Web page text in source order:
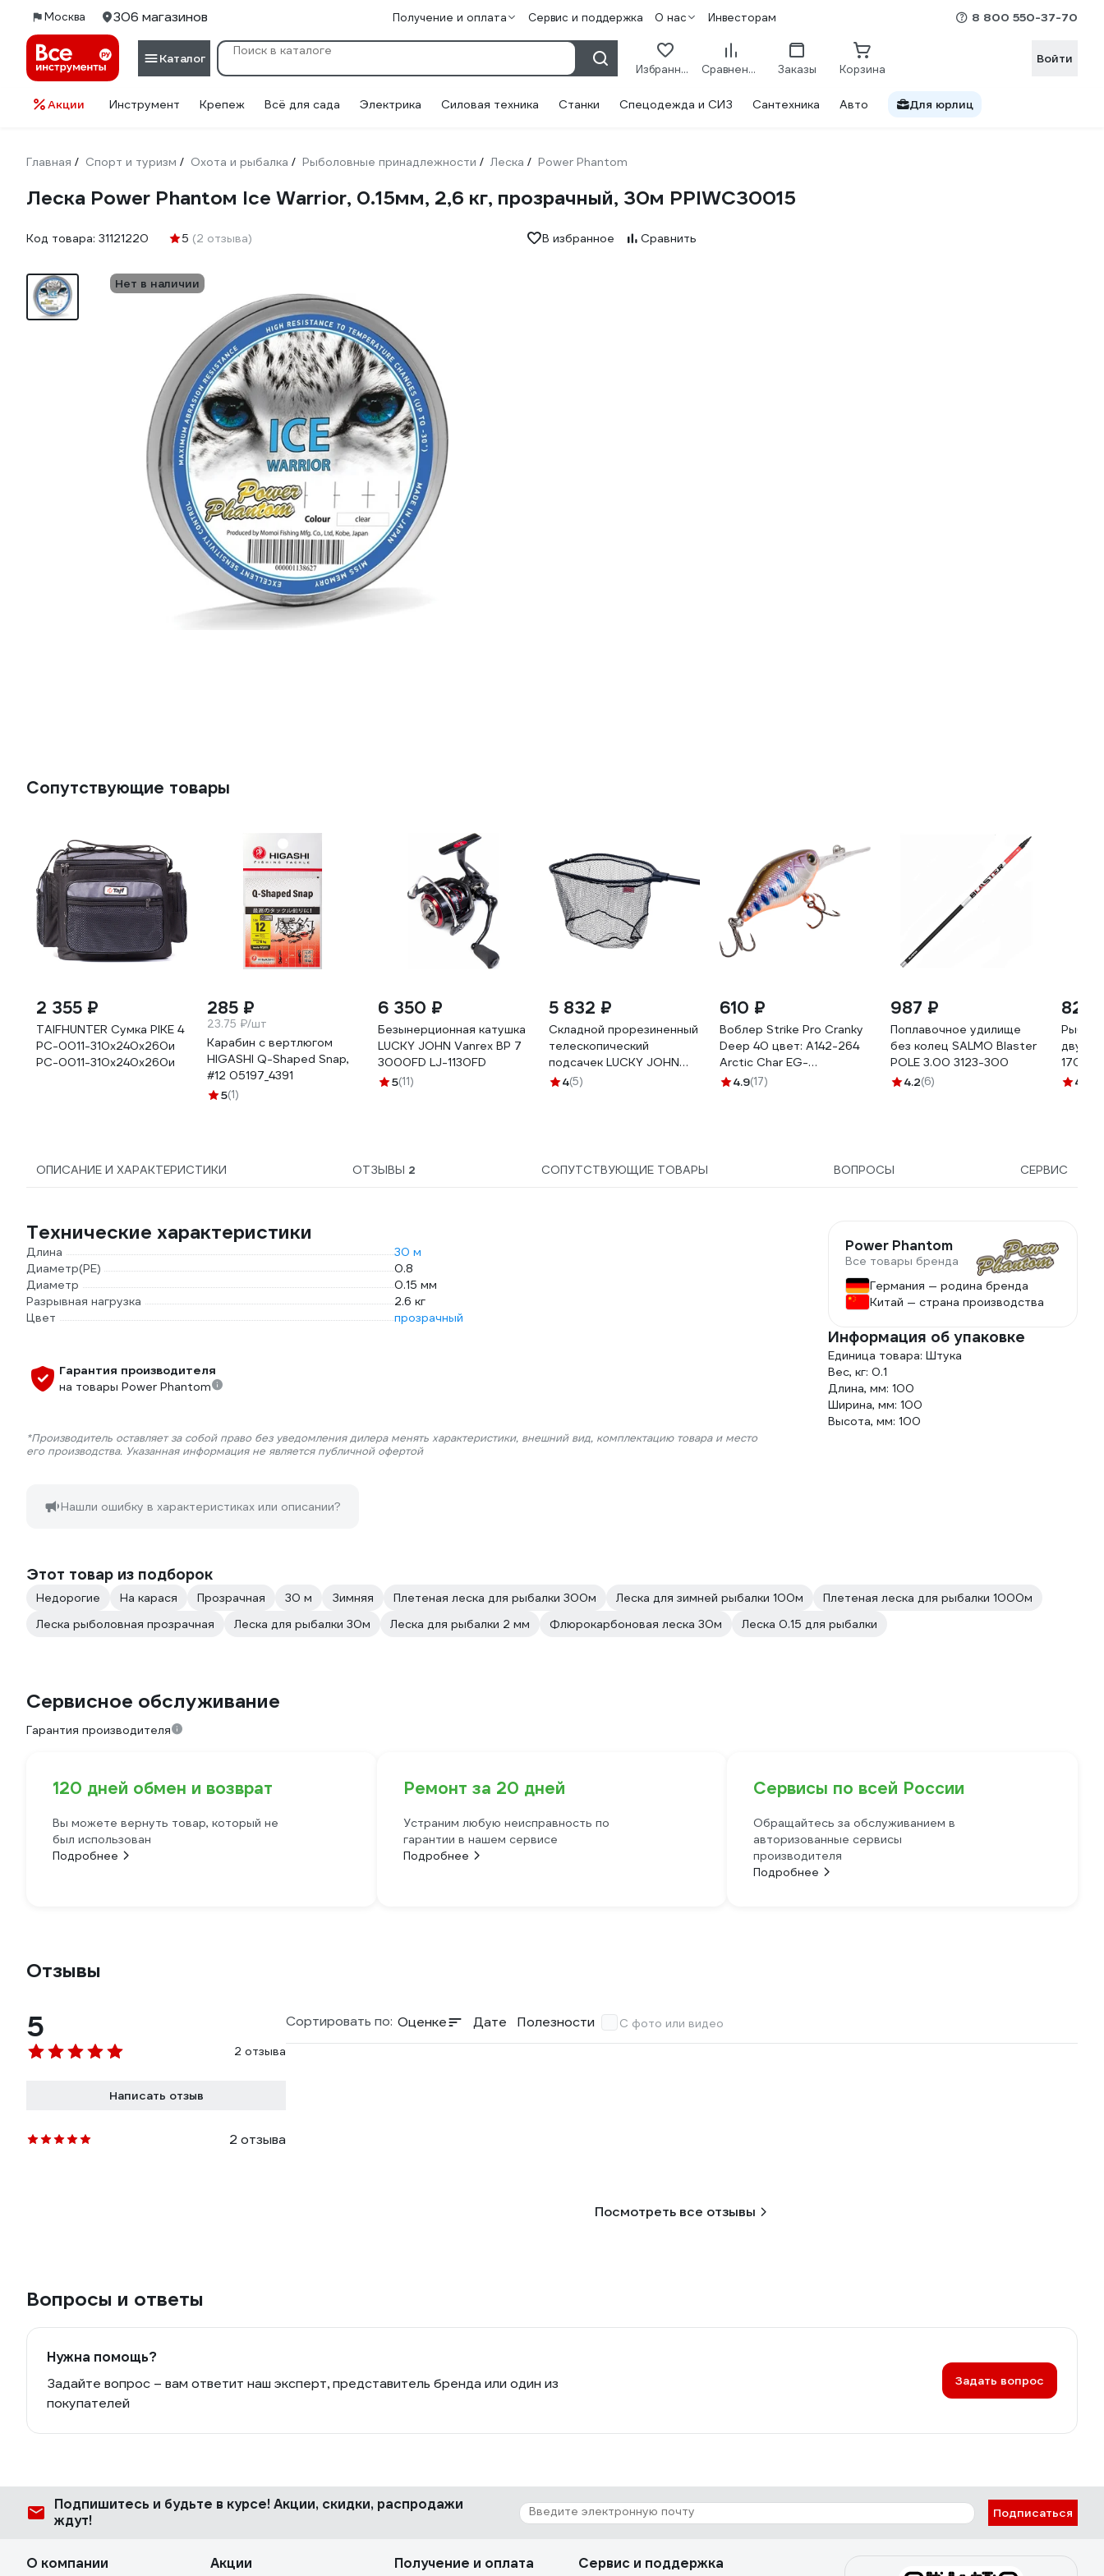
Москва 306 магазинов Получение и оплата Сервис и поддержка О нас Инвесторам 8 800 550-37-70
Каталог
Избранное Сравнение Заказы Корзина
Войти
Акции Инструмент Крепеж Всё для сада Электрика Силовая техника Станки Спецодежда и СИЗ Сантехника Авто Для юрлиц
Главная / Спорт и туризм / Охота и рыбалка / Рыболовные принадлежности / Леска / Power Phantom
Леска Power Phantoм Ice Warrior, 0.15мм, 2,6 кг, прозрачный, 30м PPIWC30015
Код товара: 31121220 5 (2 отзыва) В избранное Сравнить
Нет в наличии
Сопутствующие товары
2 355 ₽
TAIFHUNTER Сумка PIKE 4
РС-0011-310x240x260и
РС-0011-310х240х260и
285 ₽
23.75 ₽/шт
Карабин с вертлюгом
HIGASHI Q-Shaped Snap,
#12 05197_4391
5(1)
6 350 ₽
Безынерционная катушка
LUCKY JOHN Vanrex BP 7
3000FD LJ-1130FD
5(11)
5 832 ₽
Складной прорезиненный
телескопический
подсачек LUCKY JOHN
190х50х60см LJ-7359-
4(5)
610 ₽
Воблер Strike Pro Cranky
Deep 40 цвет: A142-264
Arctic Char EG-
164L#A142-264
4.9(17)
987 ₽
Поплавочное удилище
без колец SALMO Blaster
POLE 3.00 3123-300
4.2(6)
822
двумя
1702
4.6
ОПИСАНИЕ И ХАРАКТЕРИСТИКИ ОТЗЫВЫ 2 СОПУТСТВУЮЩИЕ ТОВАРЫ ВОПРОСЫ СЕРВИС
Технические характеристики
Длина
30 м
Диаметр(PE)
0.8
Диаметр
0.15 мм
Разрывная нагрузка
2.6 кг
Цвет
прозрачный
Гарантия производителя
на товары Power Phantom
*Производитель оставляет за собой право без уведомления дилера менять характеристики, внешний вид, комплектацию товара и место
его производства. Указанная информация не является публичной офертой
Нашли ошибку в характеристиках или описании?
Power Phantom
Все товары бренда
Германия — родина бренда
Китай — страна производства
Информация об упаковке
Единица товара: Штука
Вес, кг: 0.1
Длина, мм: 100
Ширина, мм: 100
Высота, мм: 100
Этот товар из подборок
Недорогие На карася Прозрачная 30 м Зимняя Плетeная леска для рыбалки 300м Леска для зимней рыбалки 100м
Плетeная леска для рыбалки 1000м
Леска рыболовная прозрачная
Леска для рыбалки 30м Леска для рыбалки 2 мм Флюрокарбоновая леска 30м Леска 0.15 для рыбалки
Сервисное обслуживание
Гарантия производителя
120 дней обмен и возврат
Вы можете вернуть товар, который не
был использован
Подробнее
Ремонт за 20 дней
Устраним любую неисправность по
гарантии в нашем сервисе
Подробнее
Сервисы по всей России
Обращайтесь за обслуживанием в
авторизованные сервисы
производителя
Подробнее
Отзывы
5
2 отзыва
Написать отзыв
2 отзыва
Сортировать по: Оценке Дате Полезности С фото или видео
Посмотреть все отзывы
Вопросы и ответы
Нужна помощь?
Задайте вопрос – вам ответит наш эксперт, представитель бренда или один из
покупателей
Задать вопрос
Подпишитесь и будьте в курсе! Акции, скидки, распродажи
ждут!
Подписаться
О компании Акции Получение и оплата Сервис и поддержка